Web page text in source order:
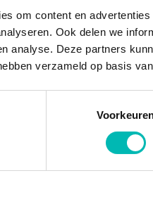
om content en
Ook delen we
analyse. Deze partners
verzameld op basis